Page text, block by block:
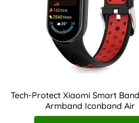
Tech-Protect Xiaomi Smart
Armband Iconband Air
Art. nr 243093